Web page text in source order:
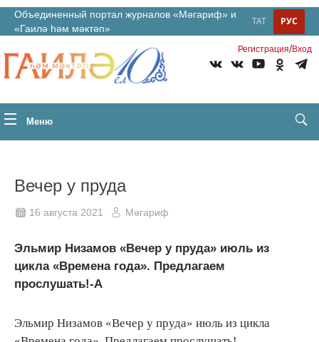
Объединенный портал журналов «Мәгариф» и
«Гаилә һәм мәктәп»
РУС
ТАТ
Регистрация/Вход
Меню
Вечер у пруда
16 августа 2021 Мәгариф
Эльмир Низамов «Вечер у пруда» июль из
цикла «Времена года». Предлагаем
прослушать!-A
Эльмир Низамов «Вечер у пруда» июль из цикла